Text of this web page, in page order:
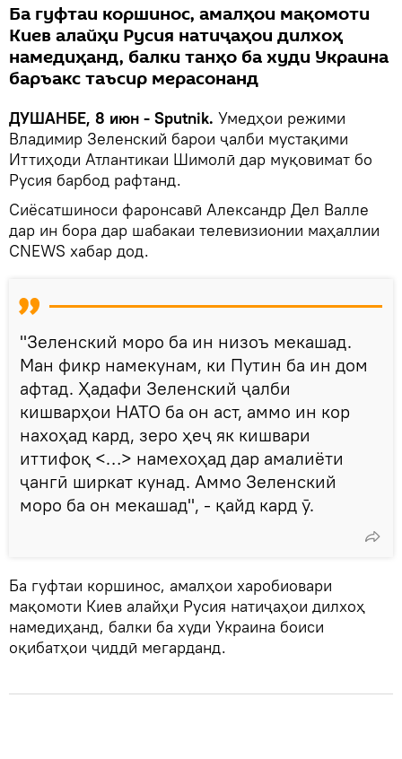
Ба гуфтаи коршинос, амалҳои мақомоти
Киев алайҳи Русия натиҷаҳои дилхоҳ
намедиҳанд, балки танҳо ба худи Украина
баръакс таъсир мерасонанд
ДУШАНБЕ, 8 июн - Sputnik. Умедҳои режими
Владимир Зеленский барои ҷалби мустақими
Иттиҳоди Атлантикаи Шимолӣ дар муқовимат бо
Русия барбод рафтанд.
Сиёсатшиноси фаронсавӣ Александр Дел Валле
дар ин бора дар шабакаи телевизионии маҳаллии
CNEWS хабар дод.
"Зеленский моро ба ин низоъ мекашад.
Ман фикр намекунам, ки Путин ба ин дом
афтад. Ҳадафи Зеленский ҷалби
кишварҳои НАТО ба он аст, аммо ин кор
нахоҳад кард, зеро ҳеҷ як кишвари
иттифоқ <…> намехоҳад дар амалиёти
ҷангӣ ширкат кунад. Аммо Зеленский
моро ба он мекашад", - қайд кард ӯ.
Ба гуфтаи коршинос, амалҳои харобиовари
мақомоти Киев алайҳи Русия натиҷаҳои дилхоҳ
намедиҳанд, балки ба худи Украина боиси
оқибатҳои ҷиддӣ мегарданд.